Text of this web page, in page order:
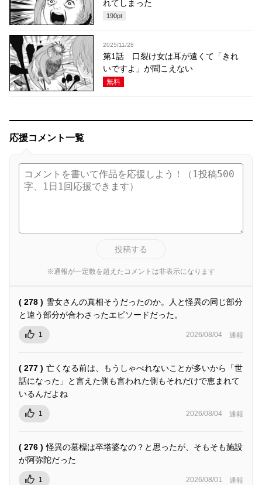
れてしまった
190pt
2025/11/28
第1話 口裂け女は耳が遠くて「きれ
いですよ」が聞こえない
無料
応援コメント一覧
投稿する
※通報が一定数を超えたコメントは非表示になります
( 278 ) 雪女さんの真相そうだったのか。人と怪異の同じ部分
と違う部分が合わさったエピソードだった。
1 2026/08/04 通報
( 277 ) 亡くなる前は、もうしゃべれないことが多いから「世
話になった」と言えた側も言われた側もそれだけで恵まれて
いるんだよね
1 2026/08/04 通報
( 276 ) 怪異の墓標は卒塔婆なの？と思ったが、そもそも施設
が阿弥陀だった
1 2026/08/01 通報